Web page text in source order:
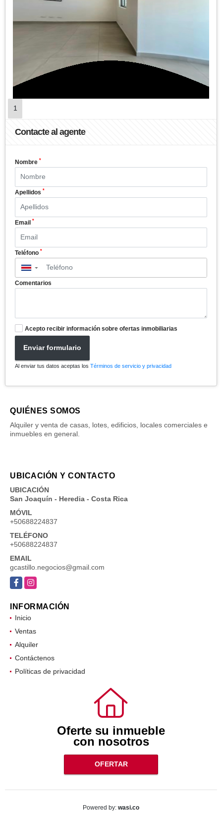
1
Contacte al agente
Nombre *
Apellidos *
Email *
Teléfono *
▼
Comentarios
Acepto recibir información sobre ofertas inmobiliarias
Enviar formulario
Al enviar tus datos aceptas los Términos de servicio y privacidad
QUIÉNES SOMOS
Alquiler y venta de casas, lotes, edificios, locales comerciales e
inmuebles en general.
UBICACIÓN Y CONTACTO
UBICACIÓN
San Joaquín - Heredia - Costa Rica
MÓVIL
+50688224837
TELÉFONO
+50688224837
EMAIL
gcastillo.negocios@gmail.com
FacebookInstagram
INFORMACIÓN
Inicio
Ventas
Alquiler
Contáctenos
Políticas de privacidad
Oferte su inmueble
con nosotros
OFERTAR
Powered by: wasi.co